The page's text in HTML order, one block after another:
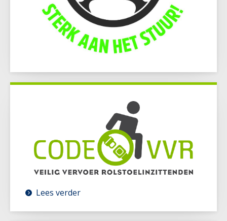
Lees verder